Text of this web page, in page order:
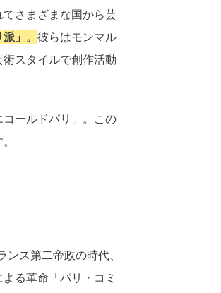
さまざまな国から芸
」。 彼らはモンマル
スタイルで創作活動
ールドパリ」。この
ス第二帝政の時代、
る革命「パリ・コミ